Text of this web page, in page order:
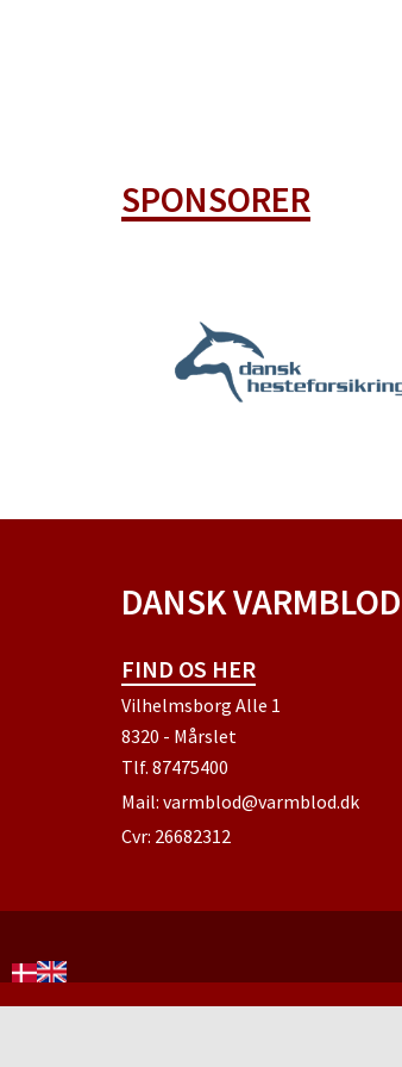
SPONSORER
DANSK VARMBLOD
FIND OS HER
Vilhelmsborg Alle 1
8320 - Mårslet
Tlf. 87475400
Mail: varmblod@varmblod.dk
Cvr: 26682312